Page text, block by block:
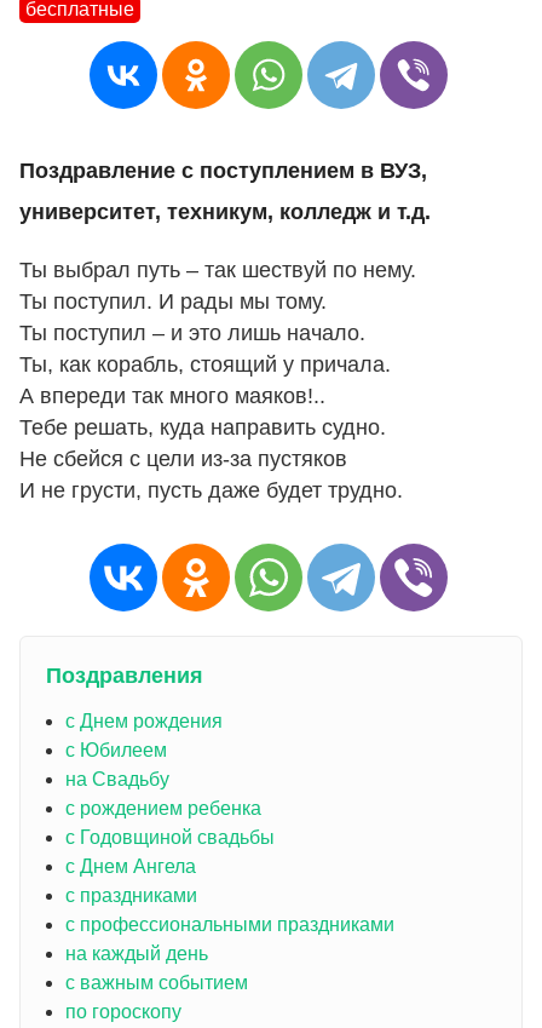
бесплатные
Поздравление с поступлением в ВУЗ,
университет, техникум, колледж и т.д.
Ты выбрал путь – так шествуй по нему.
Ты поступил. И рады мы тому.
Ты поступил – и это лишь начало.
Ты, как корабль, стоящий у причала.
А впереди так много маяков!..
Тебе решать, куда направить судно.
Не сбейся с цели из-за пустяков
И не грусти, пусть даже будет трудно.
Поздравления
с Днем рождения
с Юбилеем
на Свадьбу
с рождением ребенка
с Годовщиной свадьбы
с Днем Ангела
с праздниками
с профессиональными праздниками
на каждый день
с важным событием
по гороскопу